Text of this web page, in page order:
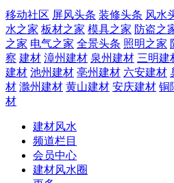
移动社区 屏风头条 装修头条 风水
水之家 板材之家 模具之家 防盗之
之家 电气之家 全景头条 照明之家
察 建材 漳州建材 泉州建材 三明建
建材 池州建材 亳州建材 六安建材
材 滁州建材 黄山建材 安庆建材 铜
材
建材风水
频道栏目
会员中心
建材风水圈